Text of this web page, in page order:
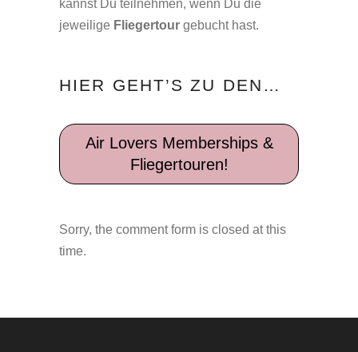
kannst Du teilnehmen, wenn Du die
jeweilige Fliegertour gebucht hast.
HIER GEHT’S ZU DEN…
Air Lovers Memberships &
Fliegertouren!
Sorry, the comment form is closed at this
time.